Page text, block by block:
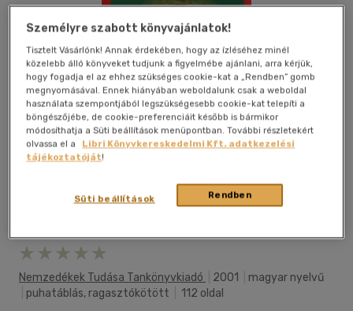
Nemzedékek Tudása Tankönyvkiadó 2001
magyar nyelvű
puhatáblás, ragasztókötött 112 oldal
Személyre szabott könyvajánlatok!
Tisztelt Vásárlónk! Annak érdekében, hogy az ízléséhez minél
közelebb álló könyveket tudjunk a figyelmébe ajánlani, arra kérjük,
hogy fogadja el az ehhez szükséges cookie-kat a „Rendben” gomb
megnyomásával. Ennek hiányában weboldalunk csak a weboldal
használata szempontjából legszükségesebb cookie-kat telepíti a
böngészőjébe, de cookie-preferenciáit később is bármikor
módosíthatja a Süti beállítások menüpontban. További részletekért
olvassa el a
Libri Könyvkereskedelmi Kft. adatkezelési
tájékoztatóját!
Rendben
Süti beállítások